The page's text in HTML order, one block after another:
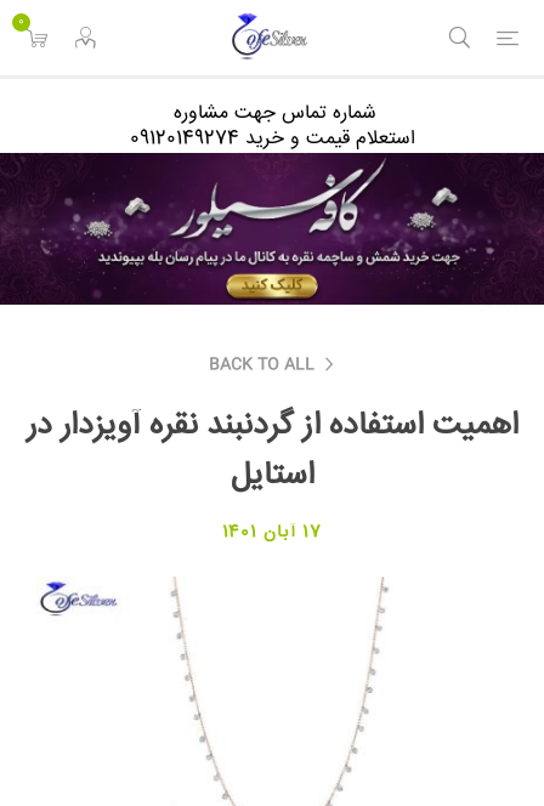
0
شماره تماس جهت مشاوره
استعلام قیمت و خرید 09120149274
BACK TO ALL
اهمیت استفاده از گردنبند نقره آویزدار در
استایل
17 آبان 1401